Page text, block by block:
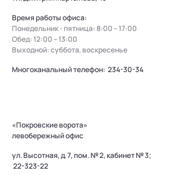
Время работы офиса:
Понедельник - пятница: 8:00 – 17:00
Обед: 12:00 – 13:00
Выходной: суббота, воскресенье
Многоканальный телефон: 234-30-34
«Покровские ворота»
левобережный офис
ул. Высотная, д. 7, пом. № 2, кабинет № 3;
22-323-22